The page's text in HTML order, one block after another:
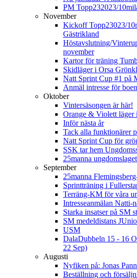
PM Topp232023/
November
Kickoff Topp23023/
Gästrikland
Höstavslutning/
november
Kartor för träning
Skidläger i Orsa
Natt Sprint Cup #1 på
Anmäl intresse för
Oktober
Vintersäsongen är här!
Orange & Violett
Inför nästa år
Tack alla funktionärer
Natt Sprint Cup för
SSK tar hem
25manna ungdomslaget
September
25manna
Sprintträning i
Terräng-KM för våra
Intresseanmälan Natti-
Starka insatser på SM
SM medeldistans
USM
DalaDubbeln 15 - 16
22 Sep)
Augusti
Nyfiken på: Jonas
Beställning och